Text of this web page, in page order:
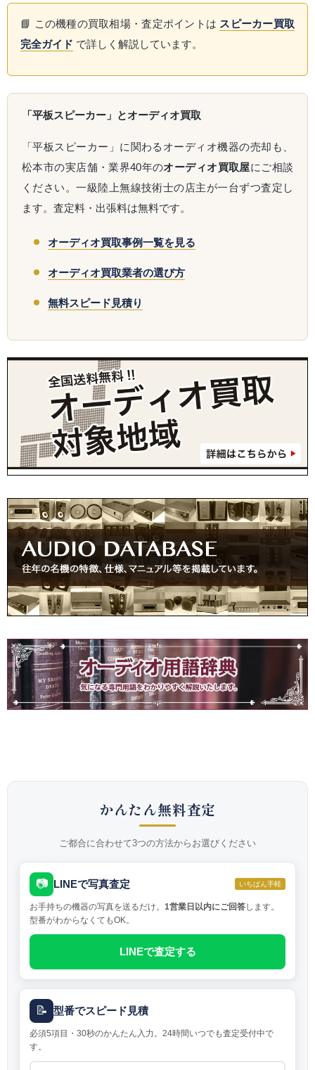
📘 この機種の買取相場・査定ポイントは スピーカー買取
完全ガイド で詳しく解説しています。
「平板スピーカー」とオーディオ買取
「平板スピーカー」に関わるオーディオ機器の売却も、
松本市の実店舗・業界40年のオーディオ買取屋にご相談
ください。一級陸上無線技術士の店主が一台ずつ査定し
ます。査定料・出張料は無料です。
オーディオ買取事例一覧を見る
オーディオ買取業者の選び方
無料スピード見積り
かんたん無料査定
ご都合に合わせて3つの方法からお選びください
📷 LINEで写真査定 いちばん手軽
お手持ちの機器の写真を送るだけ。 1営業日以内にご回答します。
型番がわからなくてもOK。
LINEで査定する
📝 型番でスピード見積
必須5項目・30秒のかんたん入力。24時間いつでも査定受付中で
す。